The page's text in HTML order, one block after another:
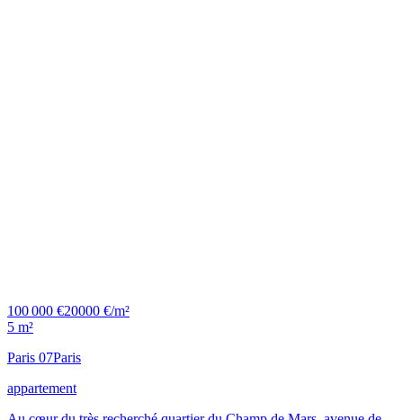
100 000 €20000 €/m²
5 m²
Paris 07Paris
appartement